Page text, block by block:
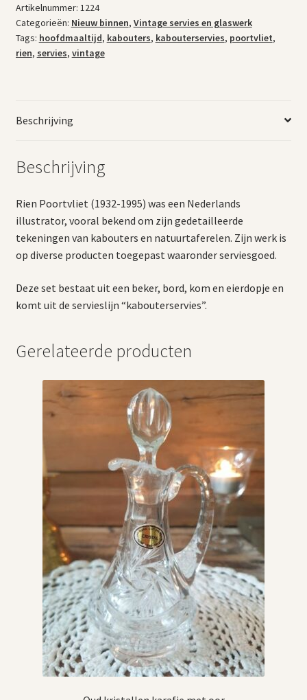
Artikelnummer: 1224
Categorieën: Nieuw binnen, Vintage servies en glaswerk
Tags: hoofdmaaltijd, kabouters, kabouterservies, poortvliet,
rien, servies, vintage
Beschrijving
Beschrijving
Rien Poortvliet (1932-1995) was een Nederlands
illustrator, vooral bekend om zijn gedetailleerde
tekeningen van kabouters en natuurtaferelen. Zijn werk is
op diverse producten toegepast waaronder serviesgoed.
Deze set bestaat uit een beker, bord, kom en eierdopje en
komt uit de servieslijn “kabouterservies”.
Gerelateerde producten